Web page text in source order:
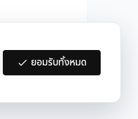
ยอมรับทั้งหมด